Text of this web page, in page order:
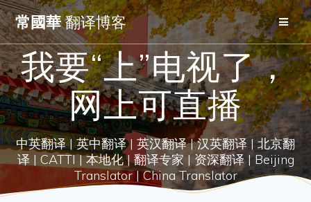
Skip
to
content
常國華翻译博客
我要“上”电视了，
网上可直播
中英翻译 | 英中翻译 | 英汉翻译 | 汉英翻译 | 北京翻
译 | CATTI | 本地化 | 翻译专家 | 资深翻译 | Beijing
Translator | China Translator